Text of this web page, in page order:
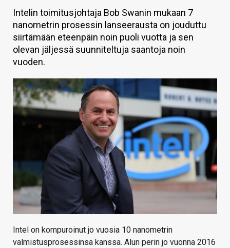
KAUPPA
VAIHDA TEEMA
HAKU
Intelin toimitusjohtaja Bob Swanin mukaan 7
nanometrin prosessin lanseerausta on jouduttu
siirtämään eteenpäin noin puoli vuotta ja sen
olevan jäljessä suunniteltuja saantoja noin
vuoden.
Intel on kompuroinut jo vuosia 10 nanometrin
valmistusprosessinsa kanssa. Alun perin jo vuonna 2016